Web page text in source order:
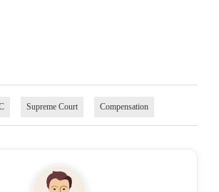
Supreme Court Compensation